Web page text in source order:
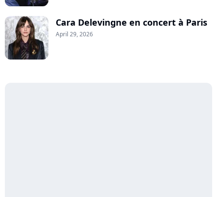
Cara Delevingne en concert à Paris
April 29, 2026